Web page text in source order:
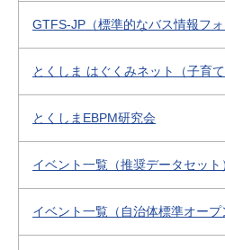
GTFS-JP（標準的なバス情報フォ
とくしま はぐくみネット（子育て
とくしまEBPM研究会
イベント一覧（推奨データセット
イベント一覧（自治体標準オープ